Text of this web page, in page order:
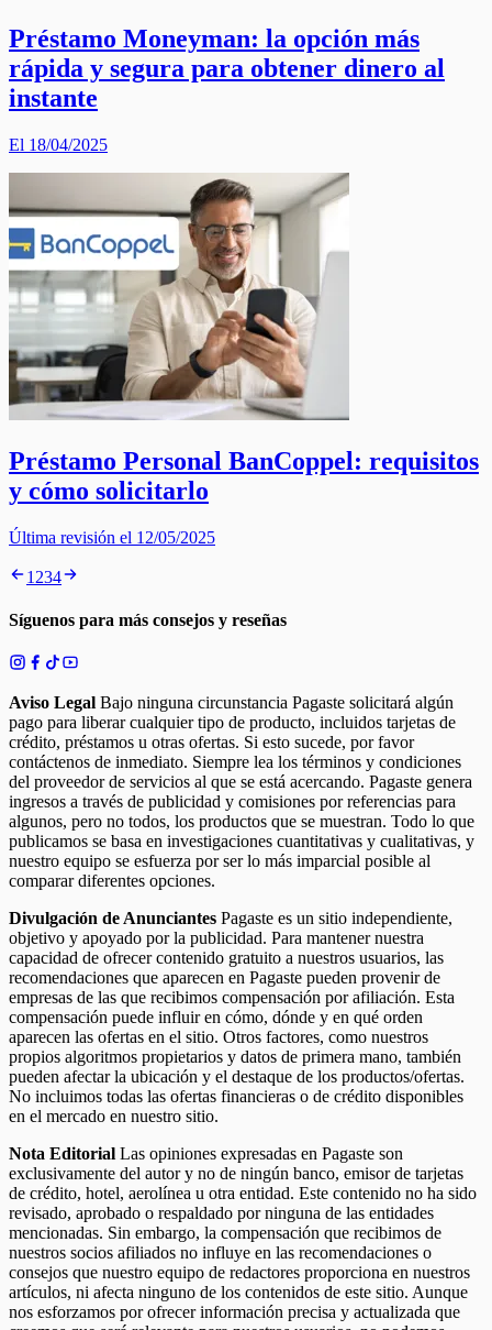
Préstamo Moneyman: la opción más
rápida y segura para obtener dinero al
instante
El 18/04/2025
Préstamo Personal BanCoppel: requisitos
y cómo solicitarlo
Última revisión el 12/05/2025
1 234
Síguenos para más consejos y reseñas
Aviso Legal Bajo ninguna circunstancia Pagaste solicitará algún
pago para liberar cualquier tipo de producto, incluidos tarjetas de
crédito, préstamos u otras ofertas. Si esto sucede, por favor
contáctenos de inmediato. Siempre lea los términos y condiciones
del proveedor de servicios al que se está acercando. Pagaste genera
ingresos a través de publicidad y comisiones por referencias para
algunos, pero no todos, los productos que se muestran. Todo lo que
publicamos se basa en investigaciones cuantitativas y cualitativas, y
nuestro equipo se esfuerza por ser lo más imparcial posible al
comparar diferentes opciones.
Divulgación de Anunciantes Pagaste es un sitio independiente,
objetivo y apoyado por la publicidad. Para mantener nuestra
capacidad de ofrecer contenido gratuito a nuestros usuarios, las
recomendaciones que aparecen en Pagaste pueden provenir de
empresas de las que recibimos compensación por afiliación. Esta
compensación puede influir en cómo, dónde y en qué orden
aparecen las ofertas en el sitio. Otros factores, como nuestros
propios algoritmos propietarios y datos de primera mano, también
pueden afectar la ubicación y el destaque de los productos/ofertas.
No incluimos todas las ofertas financieras o de crédito disponibles
en el mercado en nuestro sitio.
Nota Editorial Las opiniones expresadas en Pagaste son
exclusivamente del autor y no de ningún banco, emisor de tarjetas
de crédito, hotel, aerolínea u otra entidad. Este contenido no ha sido
revisado, aprobado o respaldado por ninguna de las entidades
mencionadas. Sin embargo, la compensación que recibimos de
nuestros socios afiliados no influye en las recomendaciones o
consejos que nuestro equipo de redactores proporciona en nuestros
artículos, ni afecta ninguno de los contenidos de este sitio. Aunque
nos esforzamos por ofrecer información precisa y actualizada que